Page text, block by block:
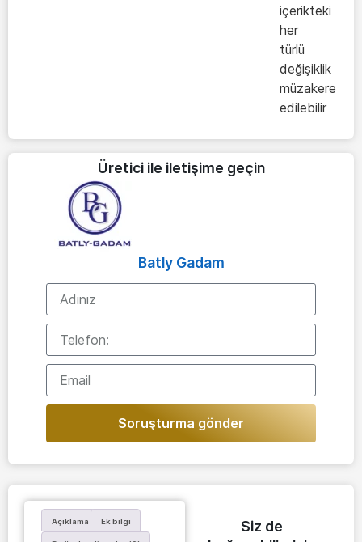
içerikteki
her
türlü
değişiklik
müzakere
edilebilir
Üretici ile iletişime geçin
Batly Gadam
Soruşturma gönder
Açıklama Ek bilgi
Siz de